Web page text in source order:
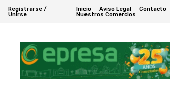
Registrarse /
Unirse
Inicio Aviso Legal Contacto
Nuestros Comercios